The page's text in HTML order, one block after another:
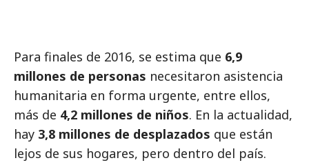
Para finales de 2016, se estima que 6,9
millones de personas necesitaron asistencia
humanitaria en forma urgente, entre ellos,
más de 4,2 millones de niños. En la actualidad,
hay 3,8 millones de desplazados que están
lejos de sus hogares, pero dentro del país.